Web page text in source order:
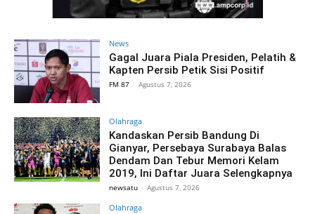
News
Gagal Juara Piala Presiden, Pelatih &
Kapten Persib Petik Sisi Positif
FM 87 - Agustus 7, 2026
Olahraga
Kandaskan Persib Bandung Di
Gianyar, Persebaya Surabaya Balas
Dendam Dan Tebur Memori Kelam
2019, Ini Daftar Juara Selengkapnya
newsatu - Agustus 7, 2026
Olahraga